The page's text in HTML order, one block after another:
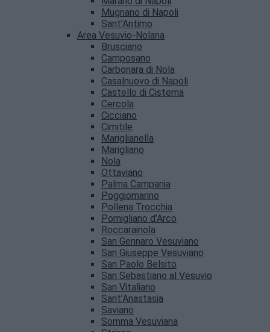
Mugnano di Napoli
Sant’Antimo
Area Vesuvio-Nolana
Brusciano
Camposano
Carbonara di Nola
Casalnuovo di Napoli
Castello di Cisterna
Cercola
Cicciano
Cimitile
Mariglianella
Marigliano
Nola
Ottaviano
Palma Campania
Poggiomarino
Pollena Trocchia
Pomigliano d’Arco
Roccarainola
San Gennaro Vesuviano
San Giuseppe Vesuviano
San Paolo Belsito
San Sebastiano al Vesuvio
San Vitaliano
Sant’Anastasia
Saviano
Somma Vesuviana